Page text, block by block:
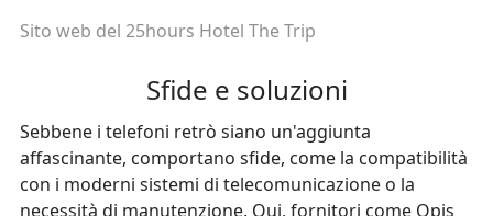
Sito web del 25hours Hotel The Trip
Sfide e soluzioni
Sebbene i telefoni retrò siano un'aggiunta
affascinante, comportano sfide, come la compatibilità
con i moderni sistemi di telecomunicazione o la
necessità di manutenzione. Qui, fornitori come Opis